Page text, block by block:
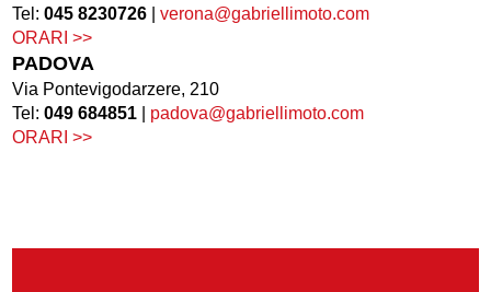
Tel:045 8230726 |verona@gabriellimoto.com
ORARI >>
PADOVA
Via Pontevigodarzere, 210
Tel:049 684851
padova@gabriellimoto.com
ORARI >>